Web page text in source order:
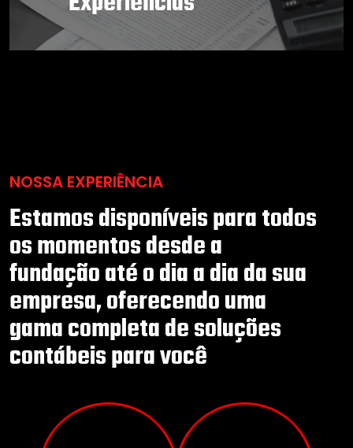
NOSSA EXPERIÊNCIA
Estamos disponíveis para todos
os momentos desde a
fundação até o dia a dia da sua
empresa, oferecendo uma
gama completa de soluções
contábeis para você